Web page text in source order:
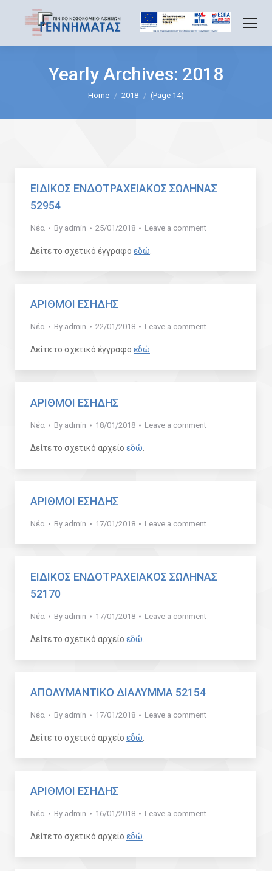
Yearly Archives: 2018
Home 2018 (Page 14)
ΕΙΔΙΚΟΣ ΕΝΔΟΤΡΑΧΕΙΑΚΟΣ ΣΩΛΗΝΑΣ
52954
Νέα By admin 25/01/2018 Leave a comment
Δείτε το σχετικό έγγραφο εδώ
ΑΡΙΘΜΟΙ ΕΣΗΔΗΣ
Νέα By admin 22/01/2018 Leave a comment
Δείτε το σχετικό έγγραφο εδώ
ΑΡΙΘΜΟΙ ΕΣΗΔΗΣ
Νέα By admin 18/01/2018 Leave a comment
Δείτε το σχετικό αρχείο εδώ
ΑΡΙΘΜΟΙ ΕΣΗΔΗΣ
Νέα By admin 17/01/2018 Leave a comment
ΕΙΔΙΚΟΣ ΕΝΔΟΤΡΑΧΕΙΑΚΟΣ ΣΩΛΗΝΑΣ
52170
Νέα By admin 17/01/2018 Leave a comment
Δείτε το σχετικό αρχείο εδώ
ΑΠΟΛΥΜΑΝΤΙΚΟ ΔΙΑΛΥΜΜΑ 52154
Νέα By admin 17/01/2018 Leave a comment
Δείτε το σχετικό αρχείο εδώ
ΑΡΙΘΜΟΙ ΕΣΗΔΗΣ
Νέα By admin 16/01/2018 Leave a comment
Δείτε το σχετικό αρχείο εδώ